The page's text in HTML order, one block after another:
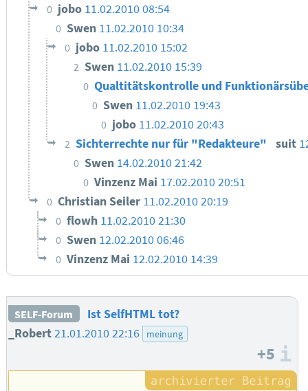
0 jobo 11.02.2010 08:54
0 Swen 11.02.2010 10:34
0 jobo 11.02.2010 15:02
2 Swen 11.02.2010 15:39
0 Qualtitätskontrolle und
0 Swen 11.02.2010 19:43
0 jobo 11.02.2010 20:43
2 Sichterrechte nur für "Redakteure" suit
0 Swen 14.02.2010 21:42
0 Vinzenz Mai 17.02.2010 20:51
0 Christian Seiler 11.02.2010 20:19
0 flowh 11.02.2010 21:30
0 Swen 12.02.2010 06:46
0 Vinzenz Mai 12.02.2010 14:39
SELF-Forum
Ist SelfHTML tot?
_Robert21.01.2010 22:16 meinung
+5